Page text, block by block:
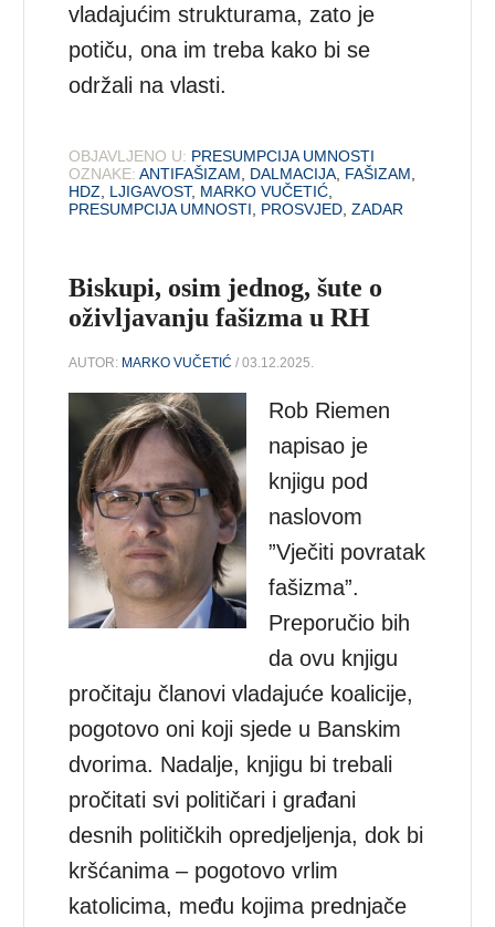
vladajućim strukturama, zato je
potiču, ona im treba kako bi se
održali na vlasti.
OBJAVLJENO U: PRESUMPCIJA UMNOSTI
OZNAKE: ANTIFAŠIZAM DALMACIJA FAŠIZAM
HDZ
LJIGAVOST, MARKO VUČETIĆ
PRESUMPCIJA UMNOSTI
PROSVJED ,ZADAR
Biskupi, osim jednog, šute o
oživljavanju fašizma u RH
AUTOR: MARKO VUČETIĆ / 03.12.2025.
Rob Riemen
napisao je
knjigu pod
naslovom
”Vječiti povratak
fašizma”.
Preporučio bih
da ovu knjigu
pročitaju članovi vladajuće koalicije,
pogotovo oni koji sjede u Banskim
dvorima. Nadalje, knjigu bi trebali
pročitati svi političari i građani
desnih političkih opredjeljenja, dok bi
kršćanima – pogotovo vrlim
katolicima, među kojima prednjače